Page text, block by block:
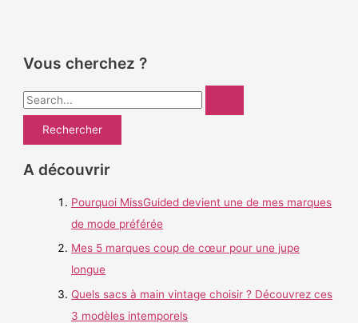
Vous cherchez ?
R
e
A découvrir
Pourquoi MissGuided devient une de mes marques
de mode préférée
Mes 5 marques coup de cœur pour une jupe
longue
Quels sacs à main vintage choisir ? Découvrez ces
3 modèles intemporels